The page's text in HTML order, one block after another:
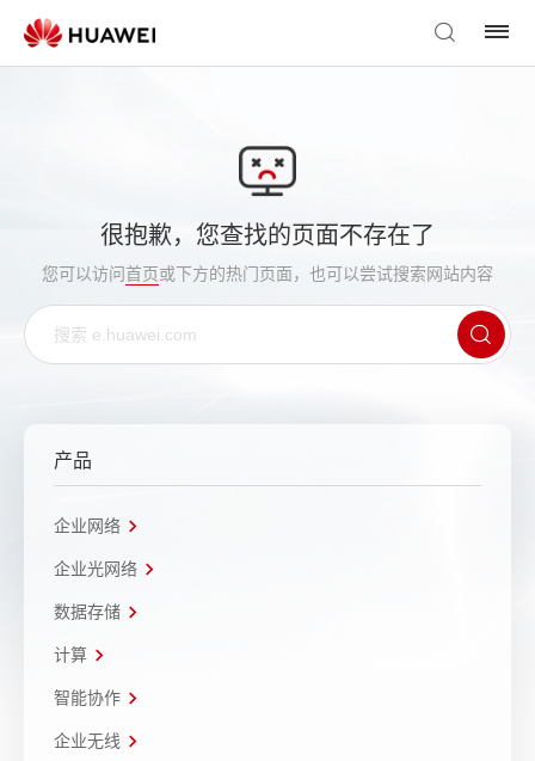
很抱歉，您查找的页面不存在了
您可以访问首页或下方的热门页面，也可以尝试搜索网站内容
产品
企业网络
企业光网络
数据存储
计算
智能协作
企业无线